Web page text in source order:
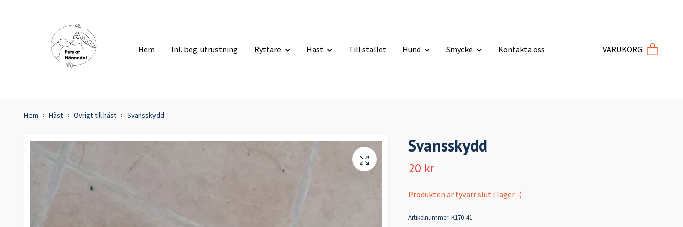
Hem Inl. beg. utrustning Ryttare Häst Till stallet Hund Smycke Kontakta oss VARUKORG
Hem Häst Övrigt till häst Svansskydd
Svansskydd
20 kr
Produkten är tyvärr slut i lager. :(
Artikelnummer: K170-41